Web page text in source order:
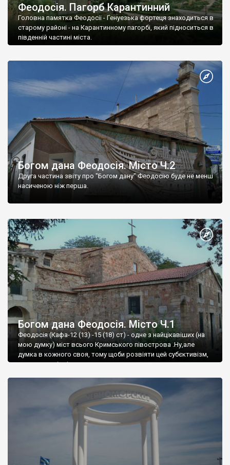
Феодосія. Пагорб Карантинний
Головна памятка Феодосії - Генуезька фортеця знаходиться в
старому районі - на Карантинному пагорбі, який підноситься в
південній частині міста.
Богом дана Феодосія. Місто Ч.2
Друга частина звіту про "Богом дану" Феодосію буде не менш
насиченою ніж перша.
Богом дана Феодосія. Місто Ч.1
Феодосія (Кафа-12 (13) -15 (18) ст) - одне з найцікавіших (на
мою думку) міст всього Кримського півострова .Ну,але
думка в кожного своя, тому щоби розвіяти цей субєктивізм,
запрошую відвідати це